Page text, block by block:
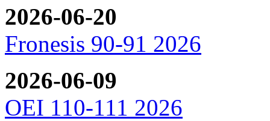
2026-06-20
Fronesis 90-91 2026
2026-06-09
OEI 110-111 2026